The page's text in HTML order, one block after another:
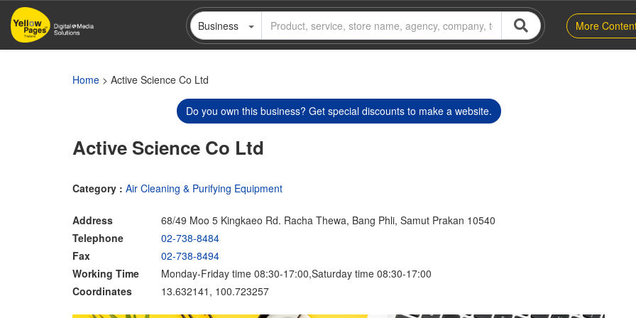
Skip
main
Business More
Home > Active Science Co Ltd
Do you own this business? Get special discounts to make a website.
Active Science Co Ltd
Category : Air Cleaning & Purifying Equipment
Address
68/49 Moo 5 Kingkaeo Rd. Racha Thewa, Bang Phli, Samut Prakan 10540
Telephone
02-738-8484
Fax
02-738-8494
Working Time
Monday-Friday time 08:30-17:00,Saturday time 08:30-17:00
Coordinates
13.632141, 100.723257